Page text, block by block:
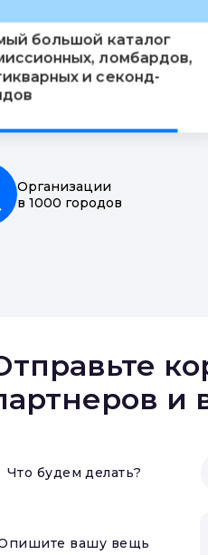
большой каталог
ломбардов,
и секонд-
Организации
в 1000 городов
и
Что будем делать?
вашу вещь